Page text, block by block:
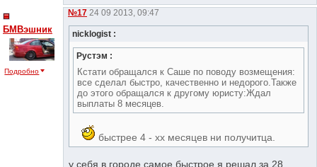
БМВэшник
Подробно
№17 24 09 2013, 09:47
nicklogist :
Рустэм :
Кстати обращался к Саше по поводу возмещения:
все сделал быстро, качественно и недорого.Также
до этого обращался к другому юристу:Ждал
выплаты 8 месяцев.
быстрее 4 - xx месяцев ни получитца.
у себя в городе самое быстрое я решал за 28